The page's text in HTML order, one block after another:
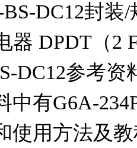
DC12封
器 DPDT（2
DC12参考资
中有G6A-
使用方法及